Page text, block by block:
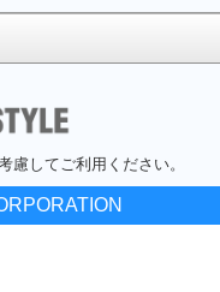
慮してご利用ください。